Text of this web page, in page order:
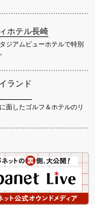
ホテル長崎
ジアムビューホテルで特別
ランド
面したゴルフ＆ホテルのリ